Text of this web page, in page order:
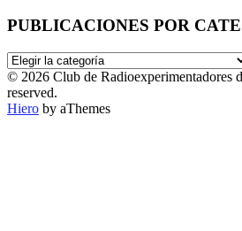
PUBLICACIONES POR
PUBLICACIONES
POR
CATEGORÍA
© 2026 Club de Radioexperimentadores
reserved.
Hiero by aThemes